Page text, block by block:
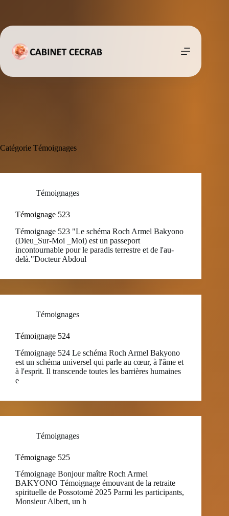
Catégorie Témoignages
Témoignages
Témoignage 523
Témoignage 523 "Le schéma Roch Armel Bakyono
(Dieu_Sur-Moi _Moi) est un passeport
incontournable pour le paradis terrestre et de l'au-
delà."Docteur Abdoul
Témoignages
Témoignage 524
Témoignage 524 Le schéma Roch Armel Bakyono
est un schéma universel qui parle au cœur, à l'âme et
à l'esprit. Il transcende toutes les barrières humaines
e
Témoignages
Témoignage 525
Témoignage Bonjour maître Roch Armel
BAKYONO Témoignage émouvant de la retraite
spirituelle de Possotomè 2025 Parmi les participants,
Monsieur Albert, un h